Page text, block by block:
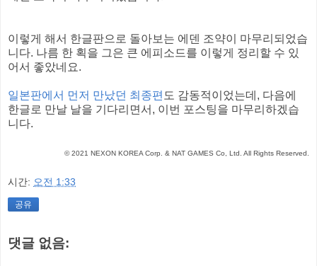
이렇게 해서 한글판으로 돌아보는 에덴 조약이 마무리되었습
니다. 나름 한 획을 그은 큰 에피소드를 이렇게 정리할 수 있
어서 좋았네요.
일본판에서 먼저 만났던 최종편 도 감동적이었는데, 다음에
한글로 만날 날을 기다리면서, 이번 포스팅을 마무리하겠습
니다.
© 2021 NEXON KOREA Corp. & NAT GAMES Co, Ltd. All Rights Reserved.
시간: 오전 1:33
공유
댓글 없음: